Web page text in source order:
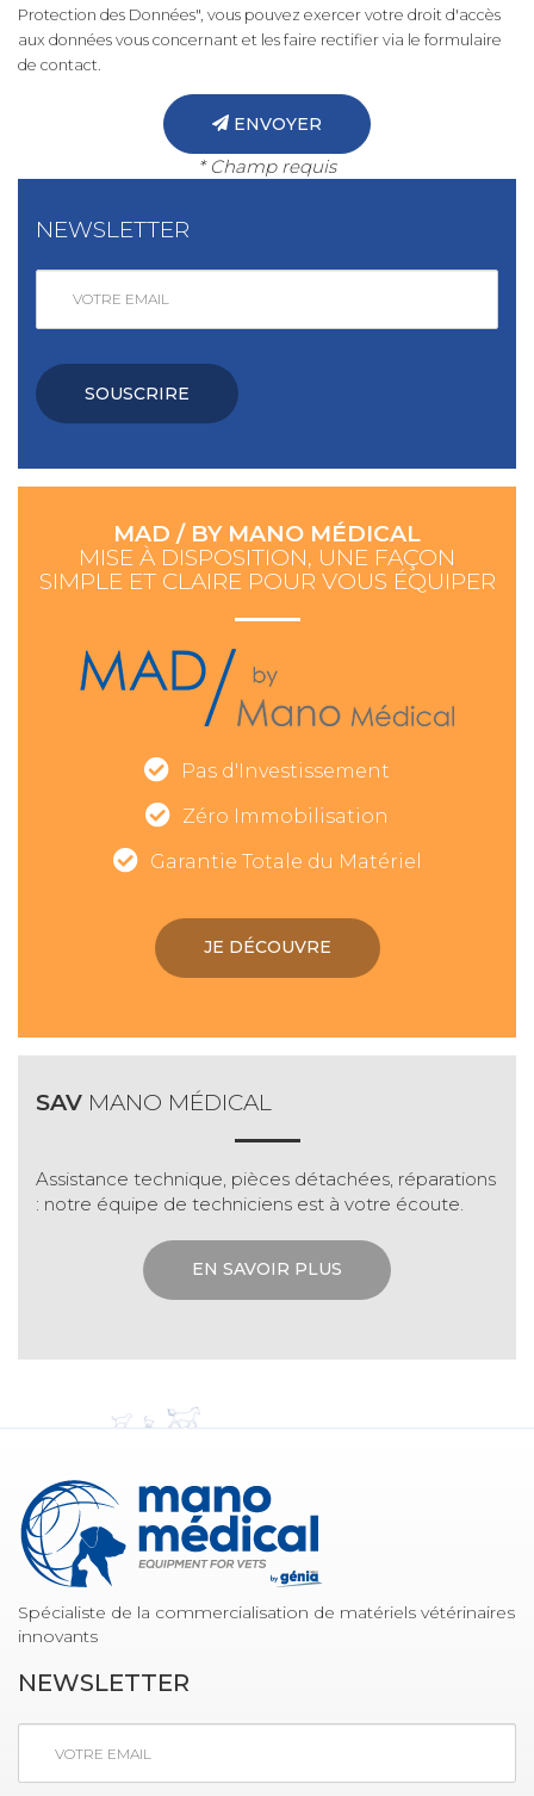
Protection des Données", vous pouvez exercer votre droit d'accès
aux données vous concernant et les faire rectifier via le formulaire
de contact.
ENVOYER
* Champ requis
NEWSLETTER
SOUSCRIRE
MAD / BY MANO MÉDICAL
MISE À DISPOSITION, UNE FAÇON
SIMPLE ET CLAIRE POUR VOUS ÉQUIPER
Pas d'Investissement
Zéro Immobilisation
Garantie Totale du Matériel
JE DÉCOUVRE
SAV MANO MÉDICAL
Assistance technique, pièces détachées, réparations
: notre équipe de techniciens est à votre écoute.
EN SAVOIR PLUS
Spécialiste de la commercialisation de matériels vétérinaires
innovants
NEWSLETTER